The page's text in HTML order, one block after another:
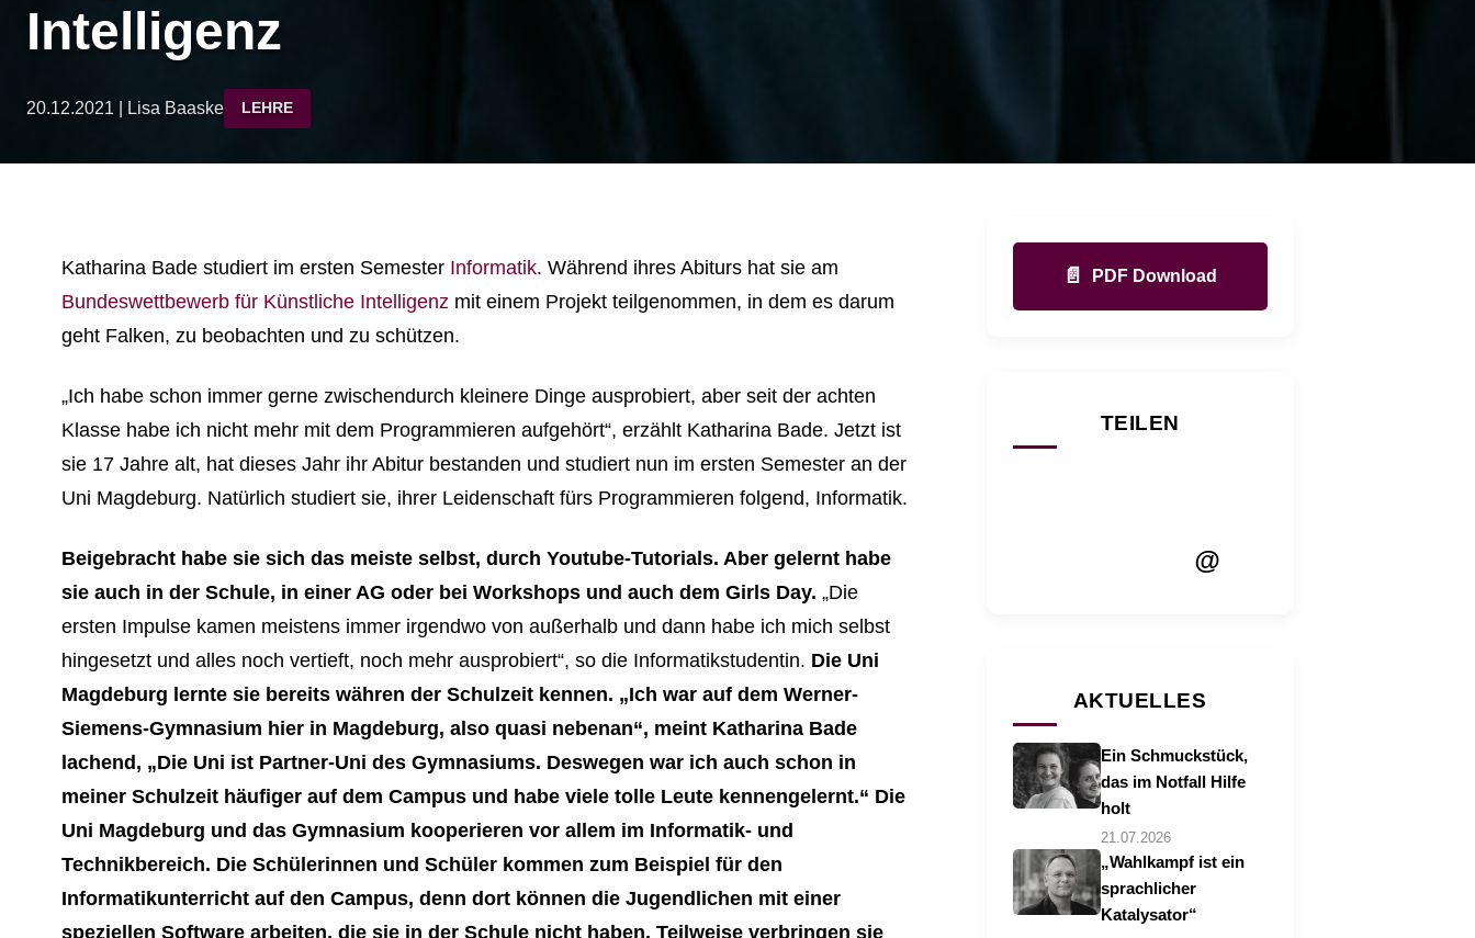
Intelligenz
20.12.2021 | Lisa Baaske LEHRE
Katharina Bade studiert im ersten Semester Informatik. Während ihres Abiturs hat sie am
Bundeswettbewerb für Künstliche Intelligenz mit einem Projekt teilgenommen, in dem es darum
geht Falken, zu beobachten und zu schützen.
„Ich habe schon immer gerne zwischendurch kleinere Dinge ausprobiert, aber seit der achten
Klasse habe ich nicht mehr mit dem Programmieren aufgehört“, erzählt Katharina Bade. Jetzt ist
sie 17 Jahre alt, hat dieses Jahr ihr Abitur bestanden und studiert nun im ersten Semester an der
Uni Magdeburg. Natürlich studiert sie, ihrer Leidenschaft fürs Programmieren folgend, Informatik.
Beigebracht habe sie sich das meiste selbst, durch Youtube-Tutorials. Aber gelernt habe
sie auch in der Schule, in einer AG oder bei Workshops und auch dem Girls Day. „Die
ersten Impulse kamen meistens immer irgendwo von außerhalb und dann habe ich mich selbst
hingesetzt und alles noch vertieft, noch mehr ausprobiert“, so die Informatikstudentin. Die Uni
Magdeburg lernte sie bereits währen der Schulzeit kennen. „Ich war auf dem Werner-
Siemens-Gymnasium hier in Magdeburg, also quasi nebenan“, meint Katharina Bade
lachend, „Die Uni ist Partner-Uni des Gymnasiums. Deswegen war ich auch schon in
meiner Schulzeit häufiger auf dem Campus und habe viele tolle Leute kennengelernt.“ Die
Uni Magdeburg und das Gymnasium kooperieren vor allem im Informatik- und
Technikbereich. Die Schülerinnen und Schüler kommen zum Beispiel für den
Informatikunterricht auf den Campus, denn dort können die Jugendlichen mit einer
speziellen Software arbeiten, die sie in der Schule nicht haben. Teilweise verbringen sie
📄 PDF Download
TEILEN
@
AKTUELLES
Ein Schmuckstück,
das im Notfall Hilfe
holt
21.07.2026
„Wahlkampf ist ein
sprachlicher
Katalysator“